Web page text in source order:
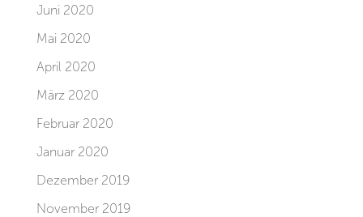
Juni 2020
Mai 2020
April 2020
März 2020
Februar 2020
Januar 2020
Dezember 2019
November 2019